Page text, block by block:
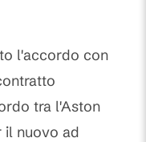
l'accordo con
tra l'Aston
il nuovo ad